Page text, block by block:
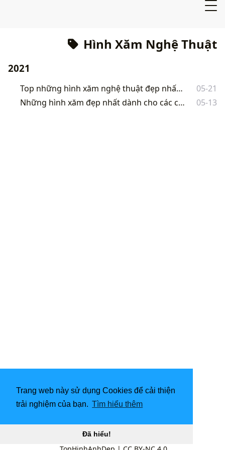
Trang web này sử dụng Cookies để cải thiện
trải nghiệm của bạn. Tìm hiểu thêm
Đã hiểu!
Hình Xăm Nghệ Thuật
2021
Top những hình xăm nghệ thuật đẹp nhất thế giới 2021
05-21
Những hình xăm đẹp nhất dành cho các cặp tình nhân.
05-13